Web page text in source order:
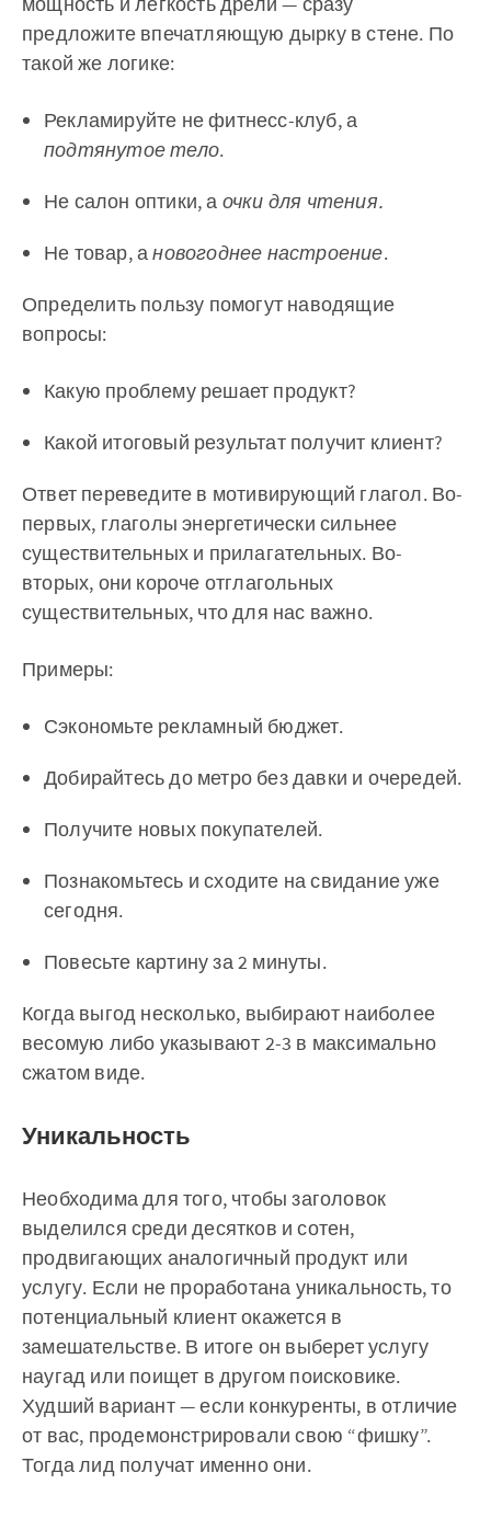
предложите впечатляющую дырку в стене. По
такой же логике:
Рекламируйте не фитнесс-клуб, а
подтянутое тело.
Не салон оптики, а очки для чтения.
Не товар, ановогоднее настроение.
Определить пользу помогут наводящие
вопросы:
Какую проблему решает продукт?
Какой итоговый результат получит клиент?
Ответ переведите в мотивирующий глагол. Во-
первых, глаголы энергетически сильнее
существительных и прилагательных. Во-
вторых, они короче отглагольных
существительных, что для нас важно.
Примеры:
Сэкономьте рекламный бюджет.
Добирайтесь до метро без давки и очередей.
Получите новых покупателей.
Познакомьтесь и сходите на свидание уже
сегодня.
Повесьте картину за 2 минуты.
Когда выгод несколько, выбирают наиболее
весомую либо указывают 2-3 в максимально
сжатом виде.
Уникальность
Необходима для того, чтобы заголовок
выделился среди десятков и сотен,
продвигающих аналогичный продукт или
услугу. Если не проработана уникальность, то
потенциальный клиент окажется в
замешательстве. В итоге он выберет услугу
наугад или поищет в другом поисковике.
Худший вариант — если конкуренты, в отличие
от вас, продемонстрировали свою “фишку”.
Тогда лид получат именно они.